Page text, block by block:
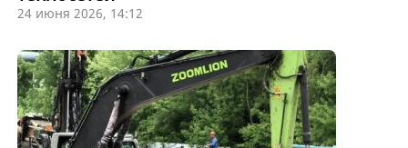
24 июня 2026, 14:12